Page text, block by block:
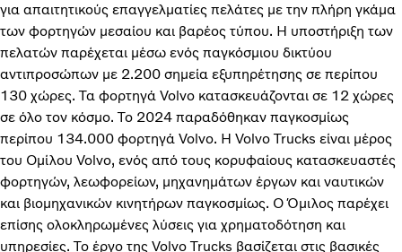
για απαιτητικούς επαγγελματίες πελάτες με την πλήρη γκάμα
των φορτηγών μεσαίου και βαρέος τύπου. Η υποστήριξη των
πελατών παρέχεται μέσω ενός παγκόσμιου δικτύου
αντιπροσώπων με 2.200 σημεία εξυπηρέτησης σε περίπου
130 χώρες. Τα φορτηγά Volvo κατασκευάζονται σε 12 χώρες
σε όλο τον κόσμο. Το 2024 παραδόθηκαν παγκοσμίως
περίπου 134.000 φορτηγά Volvo. Η Volvo Trucks είναι μέρος
του Ομίλου Volvo, ενός από τους κορυφαίους κατασκευαστές
φορτηγών, λεωφορείων, μηχανημάτων έργων και ναυτικών
και βιομηχανικών κινητήρων παγκοσμίως. Ο Όμιλος παρέχει
επίσης ολοκληρωμένες λύσεις για χρηματοδότηση και
υπηρεσίες. Το έργο της Volvo Trucks βασίζεται στις βασικές